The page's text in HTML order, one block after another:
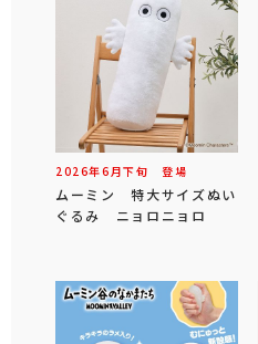
2026年6 月下旬 登場
ムーミン 特大サイズぬい
ぐるみ ニョロニョロ